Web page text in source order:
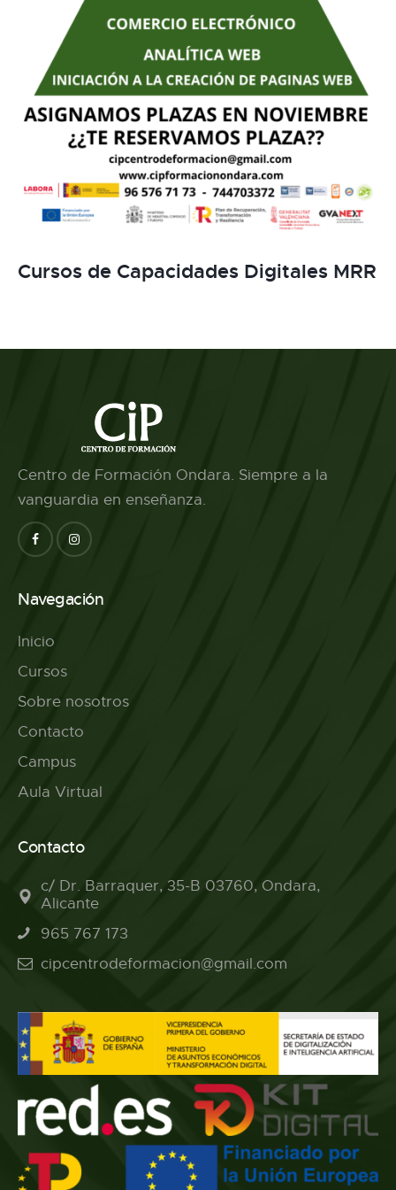
Cursos de Capacidades Digitales MRR
Centro de Formación Ondara. Siempre a la
vanguardia en enseñanza.
Navegación
Inicio
Cursos
Sobre nosotros
Contacto
Campus
Aula Virtual
Contacto
c/ Dr. Barraquer, 35-B 03760, Ondara,
Alicante
965 767 173
cipcentrodeformacion@gmail.com